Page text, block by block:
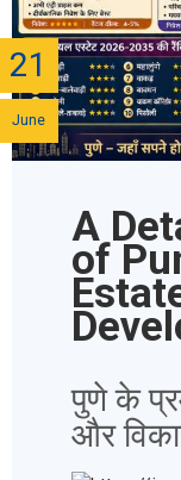
21
June
A
of
पुणे के
और